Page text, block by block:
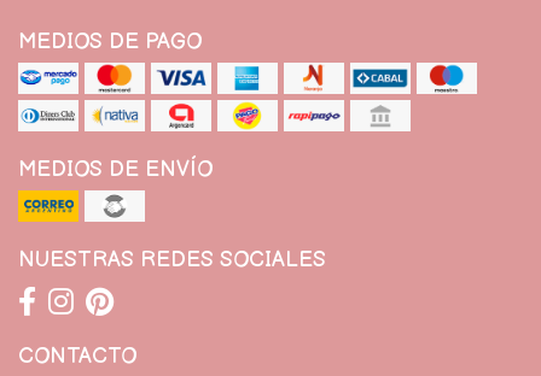
MEDIOS DE PAGO
MEDIOS DE ENVÍO
NUESTRAS REDES SOCIALES
CONTACTO